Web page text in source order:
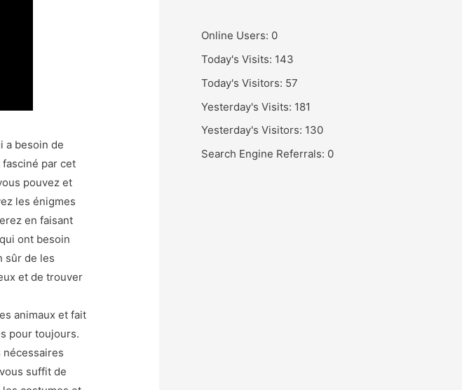
a besoin de
par cet
pouvez et
les énigmes
en faisant
ont besoin
sûr de les
et de trouver
animaux et fait
pour toujours.
suffit de
Online Users: 0
Today's Visits: 143
Today's Visitors: 57
Yesterday's Visits: 181
Yesterday's Visitors: 130
Search Engine Referrals: 0